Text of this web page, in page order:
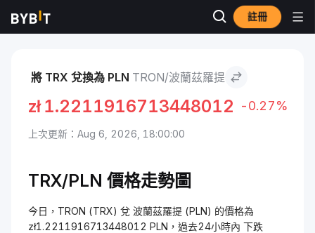
註冊
市場 TRON 價格 TRX TRON to 波蘭茲羅提
將 TRX 兌換為 PLN TRON/波蘭茲羅提
zł 1.2211916713448012 -0.27%
上次更新：Aug 6, 2026, 18:00:00
TRX/PLN 價格走勢圖
今日，TRON (TRX) 兌 波蘭茲羅提 (PLN) 的價格為
zł1.2211916713448012 PLN，過去24小時內 下跌